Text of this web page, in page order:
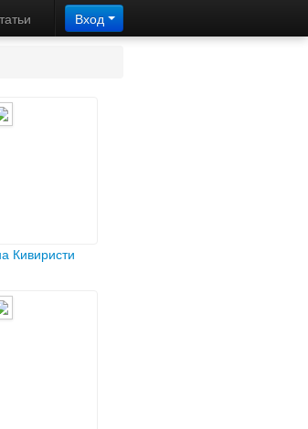
Вход
Кивиристи